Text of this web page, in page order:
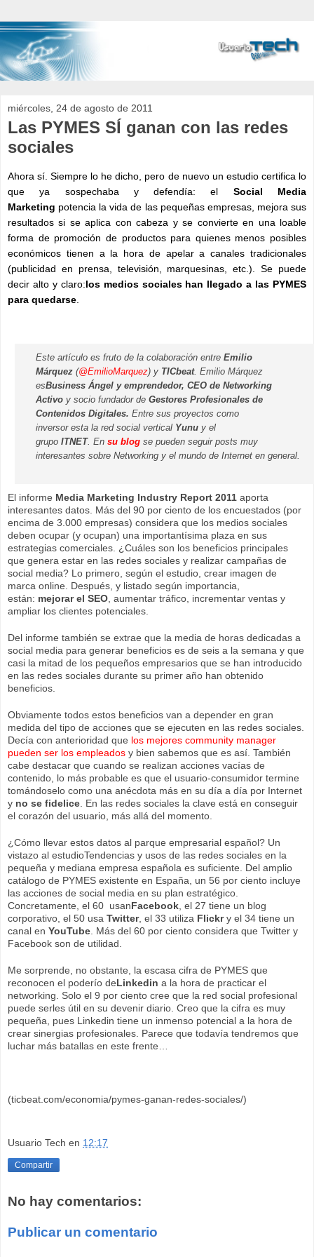
miércoles, 24 de agosto de 2011
Las PYMES SÍ ganan con las redes
sociales
Ahora sí. Siempre lo he dicho, pero de nuevo un estudio certifica lo
que ya sospechaba y defendía: el
Social Media
Marketing potencia la vida de las pequeñas empresas, mejora sus
resultados si se aplica con cabeza y se convierte en una loable
forma de promoción de productos para quienes menos posibles
económicos tienen a la hora de apelar a canales tradicionales
(publicidad en prensa, televisión, marquesinas, etc.). Se puede
decir alto y claro:los medios sociales han llegado a las PYMES
para quedarse
Este artículo es fruto de la colaboración entre Emilio
Márquez (@EmilioMarquez) y TICbeat. Emilio Márquez
esBusiness Ángel y emprendedor, CEO de Networking
Activo y socio fundador de Gestores Profesionales de
Contenidos Digitales. Entre sus proyectos como
inversor esta la red social vertical Yunu y el
grupo ITNET. En su blog se pueden seguir posts muy
interesantes sobre Networking y el mundo de Internet en general.
El informe Media Marketing Industry Report 2011 aporta
interesantes datos. Más del 90 por ciento de los encuestados (por
encima de 3.000 empresas) considera que los medios sociales
deben ocupar (y ocupan) una importantísima plaza en sus
estrategias comerciales. ¿Cuáles son los beneficios principales
que genera estar en las redes sociales y realizar campañas de
social media? Lo primero, según el estudio, crear imagen de
marca online. Después, y listado según importancia,
están: mejorar el SEO , aumentar tráfico, incrementar ventas y
ampliar los clientes potenciales.
Del informe también se extrae que la media de horas dedicadas a
social media para generar beneficios es de seis a la semana y que
casi la mitad de los pequeños empresarios que se han introducido
en las redes sociales durante su primer año han obtenido
beneficios.
Obviamente todos estos beneficios van a depender en gran
medida del tipo de acciones que se ejecuten en las redes sociales.
Decía con anterioridad que los mejores community manager
pueden ser los empleados y bien sabemos que es así. También
cabe destacar que cuando se realizan acciones vacías de
contenido, lo más probable es que el usuario-consumidor termine
tomándoselo como una anécdota más en su día a día por Internet
y no se fidelice . En las redes sociales la clave está en conseguir
el corazón del usuario, más allá del momento.
¿Cómo llevar estos datos al parque empresarial español? Un
vistazo al estudioTendencias y usos de las redes sociales en la
pequeña y mediana empresa española es suficiente. Del amplio
catálogo de PYMES existente en España, un 56 por ciento incluye
las acciones de social media en su plan estratégico.
Concretamente, el 60 usanFacebook , el 27 tiene un blog
corporativo, el 50 usa Twitter, el 33 utiliza Flickr y el 34 tiene un
canal en YouTube . Más del 60 por ciento considera que Twitter y
Facebook son de utilidad.
Me sorprende, no obstante, la escasa cifra de PYMES que
reconocen el poderío deLinkedin a la hora de practicar el
networking. Solo el 9 por ciento cree que la red social profesional
puede serles útil en su devenir diario. Creo que la cifra es muy
pequeña, pues Linkedin tiene un inmenso potencial a la hora de
crear sinergias profesionales. Parece que todavía tendremos que
luchar más batallas en este frente…
(ticbeat.com/economia/pymes-ganan-redes-sociales/)
Usuario Tech en 12:17
Compartir
No hay comentarios:
Publicar un comentario